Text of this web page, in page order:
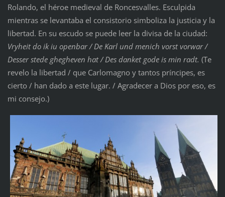
Rolando, el héroe medieval de Roncesvalles. Esculpida
mientras se levantaba el consistorio simboliza la justicia y la
libertad. En su escudo se puede leer la divisa de la ciudad:
Vryheit do ik iu openbar / De Karl und menich vorst vorwar /
Desser stede ghegheven hat / Des danket gode is min radt. (Te
revelo la libertad / que Carlomagno y tantos príncipes, es
cierto / han dado a este lugar. / Agradecer a Dios por eso, es
mi consejo.)